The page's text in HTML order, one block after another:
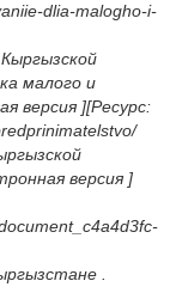
dlia-malogho-i-
малого и
версия ][Ресурс:
версия ]
.